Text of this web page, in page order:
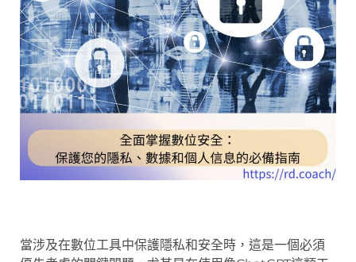
當涉及在數位工具中保護隱私和安全時，這是一個必須